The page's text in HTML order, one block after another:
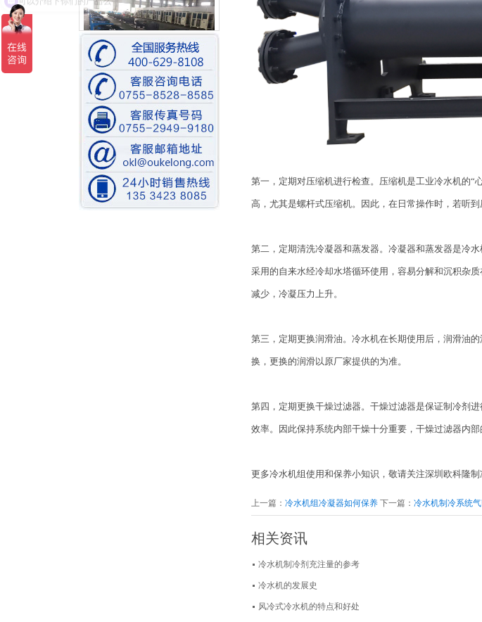
组装车间一角
比泽尔水冷螺杆机装配中
第一，定期对压缩机进行检查。压缩机是工业冷水机的
高，尤其是螺杆式压缩机。因此，在日常操作时，若听
第二，定期清洗冷凝器和蒸发器。冷凝器和蒸发器是冷
采用的自来水经冷却水塔循环使用，容易分解和沉积杂
减少，冷凝压力上升。
第三，定期更换润滑油。冷水机在长期使用后，润滑油
换，更换的润滑以原厂家提供的为准。
第四，定期更换干燥过滤器。干燥过滤器是保证制冷剂
效率。因此保持系统内部干燥十分重要，干燥过滤器内部
更多冷水机组使用和保养小知识，敬请关注深圳欧科隆制
上一篇： 冷水机组冷凝器如何保养 下一篇： 冷水机制冷系统
相关资讯
冷水机制冷剂充注量的参考
冷水机的发展史
风冷式冷水机的特点和好处